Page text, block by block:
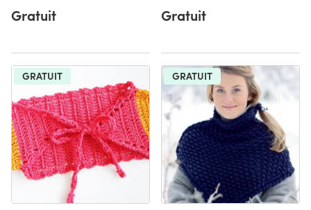
Gratuit Gratuit
GRATUIT GRATUIT